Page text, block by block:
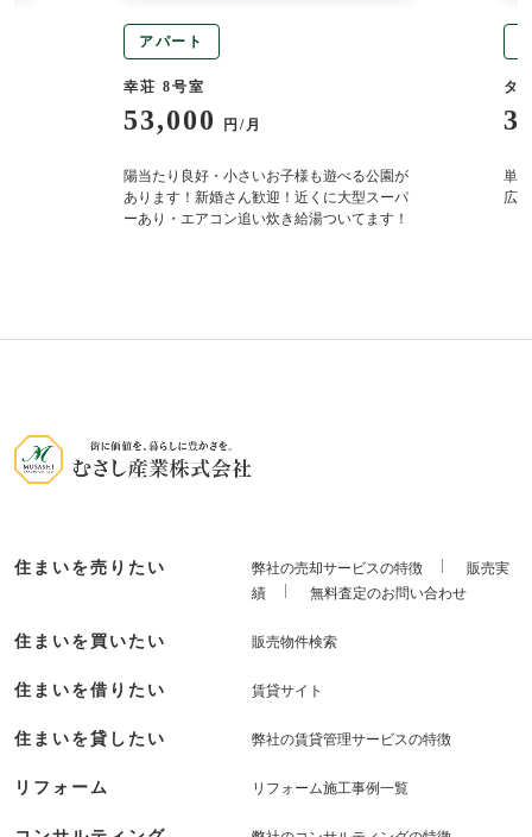
アパート
幸荘 8号室
53,000 円/月
陽当たり良好・小さいお子様も遊べる公園が
あります！新婚さん歓迎！近くに大型スーパ
ーあり・エアコン追い炊き給湯ついてます！
タ
単
広
住まいを売りたい 弊社の売却サービスの特徴
販売実
績
無料査定のお問い合わせ
住まいを買いたい 販売物件検索
住まいを借りたい 賃貸サイト
住まいを貸したい 弊社の賃貸管理サービスの特徴
リフォーム リフォーム施工事例一覧